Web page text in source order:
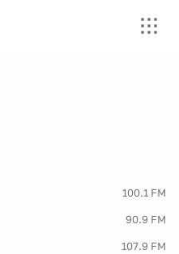
100.1 FM
90.9 FM
107.9 FM